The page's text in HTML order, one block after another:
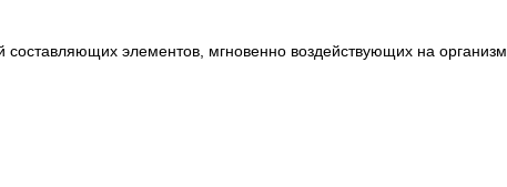
элементов, мгновенно воздействующих на организм.